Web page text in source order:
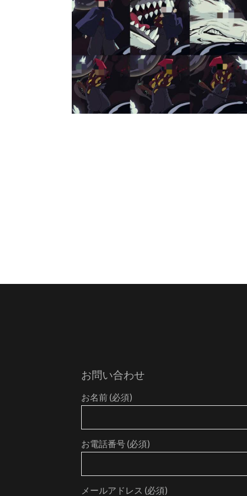
お問い合わせ
お名前 (必須)
お電話番号 (必須)
メールアドレス (必須)